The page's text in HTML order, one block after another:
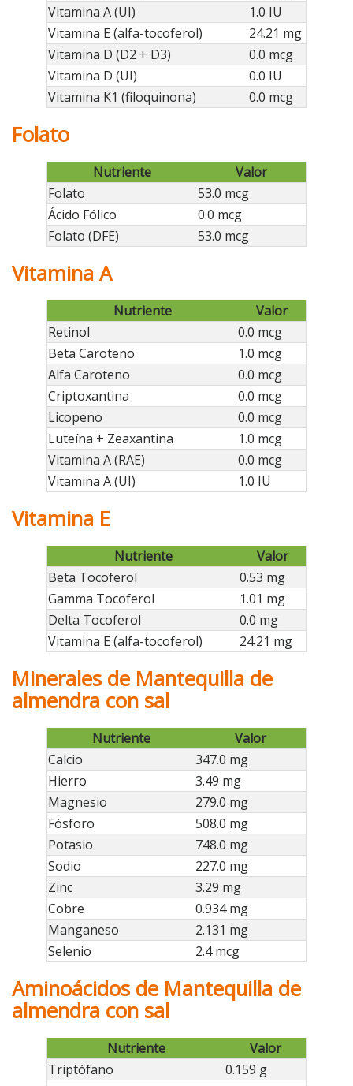
Vitamina A (UI)
1.0 IU
Vitamina E (alfa-tocoferol)
24.21 mg
Vitamina D (D2 + D3)
0.0 mcg
Vitamina D (UI)
0.0 IU
Vitamina K1 (filoquinona)
0.0 mcg
Folato
Nutriente
Valor
Folato
53.0 mcg
Ácido Fólico
0.0 mcg
Folato (DFE)
53.0 mcg
Vitamina A
Nutriente
Valor
Retinol
0.0 mcg
Beta Caroteno
1.0 mcg
Alfa Caroteno
0.0 mcg
Criptoxantina
0.0 mcg
Licopeno
0.0 mcg
Luteína + Zeaxantina
1.0 mcg
Vitamina A (RAE)
0.0 mcg
Vitamina A (UI)
1.0 IU
Vitamina E
Nutriente
Valor
Beta Tocoferol
0.53 mg
Gamma Tocoferol
1.01 mg
Delta Tocoferol
0.0 mg
Vitamina E (alfa-tocoferol)
24.21 mg
Minerales de Mantequilla de
almendra con sal
Nutriente
Valor
Calcio
347.0 mg
Hierro
3.49 mg
Magnesio
279.0 mg
Fósforo
508.0 mg
Potasio
748.0 mg
Sodio
227.0 mg
Zinc
3.29 mg
Cobre
0.934 mg
Manganeso
2.131 mg
Selenio
2.4 mcg
Aminoácidos de Mantequilla de
almendra con sal
Nutriente
Valor
Triptófano
0.159 g